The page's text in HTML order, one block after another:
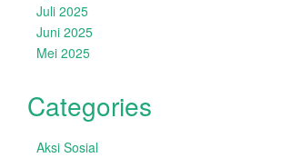
Juli 2025
Juni 2025
Mei 2025
Categories
Aksi Sosial